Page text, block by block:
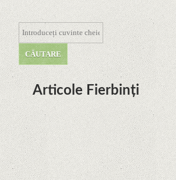
Articole Fierbinți
Dota Anime venind la Netflix în
această lună de la Legenda Korra
Studio Mir